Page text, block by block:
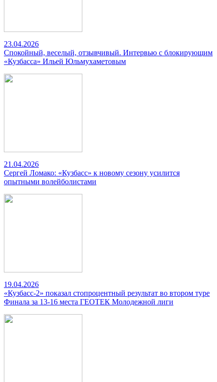
23.04.2026
Спокойный, веселый, отзывчивый. Интервью с блокирующим
«Кузбасса» Ильей Юльмухаметовым
21.04.2026
Сергей Ломако: «Кузбасс» к новому сезону усилится
опытными волейболистами
19.04.2026
«Кузбасс-2» показал стопроцентный результат во втором туре
Финала за 13-16 места ГЕОТЕК Молодежной лиги